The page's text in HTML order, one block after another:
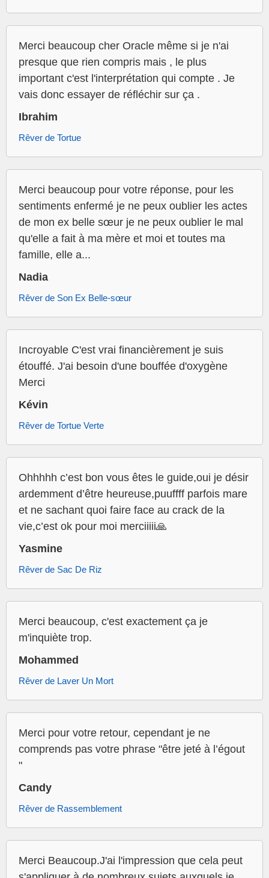
Merci beaucoup cher Oracle même si je n'ai
presque que rien compris mais , le plus
important c'est l'interprétation qui compte . Je
vais donc essayer de réfléchir sur ça .
Ibrahim
Rêver de Tortue
Merci beaucoup pour votre réponse, pour les
sentiments enfermé je ne peux oublier les actes
de mon ex belle sœur je ne peux oublier le mal
qu'elle a fait à ma mère et moi et toutes ma
famille, elle a...
Nadia
Rêver de Son Ex Belle-sœur
Incroyable C'est vrai financièrement je suis
étouffé. J'ai besoin d'une bouffée d'oxygène
Merci
Kévin
Rêver de Tortue Verte
Ohhhhh c’est bon vous êtes le guide,oui je désir
ardemment d’être heureuse,puuffff parfois mare
et ne sachant quoi faire face au crack de la
vie,c’est ok pour moi merciiiii🙏
Yasmine
Rêver de Sac De Riz
Merci beaucoup, c'est exactement ça je
m'inquiète trop.
Mohammed
Rêver de Laver Un Mort
Merci pour votre retour, cependant je ne
comprends pas votre phrase "être jeté à l’égout
"
Candy
Rêver de Rassemblement
Merci Beaucoup.J'ai l'impression que cela peut